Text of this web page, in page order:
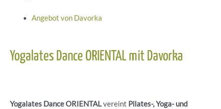
Angebot von Davorka
Yogalates Dance ORIENTAL mit Davorka
Yogalates Dance ORIENTALvereint Pilates-, Yoga- und